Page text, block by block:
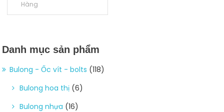
Hàng
Danh mục sản phẩm
Bulong - Ốc vít - bolts (118)
Bulong hoa thị (6)
Bulong nhựa (16)